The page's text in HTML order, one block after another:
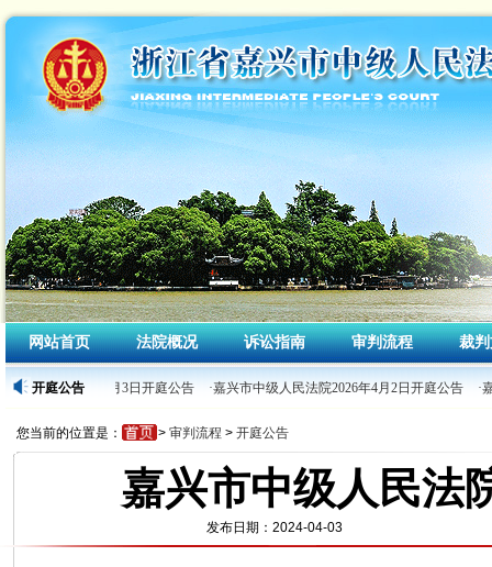
网站首页 法院概况 诉讼指南 审判流程 裁
开庭公告
民法院2026年4月3日开庭公告 ·嘉兴市中级人民法院2026年4月2日开庭公告 ·
您当前的位置是： > 审判流程 > 开庭公告
嘉兴市中级人民法
发布日期：2024-04-03